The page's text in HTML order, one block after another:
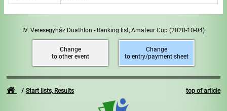
IV. Veresegyház Duathlon - Ranking list, Amateur Cup (2020-10-04)
Change
to other event
Change
to entry/payment sheet
top of article
Start lists, Results